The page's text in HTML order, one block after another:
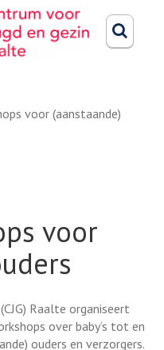
voor (aanstaande)
voor
Raalte organiseert
over baby’s tot en
ouders en verzorgers.